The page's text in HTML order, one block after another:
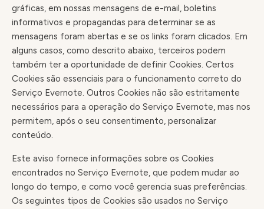
gráficas, em nossas mensagens de e-mail, boletins
informativos e propagandas para determinar se as
mensagens foram abertas e se os links foram clicados. Em
alguns casos, como descrito abaixo, terceiros podem
também ter a oportunidade de definir Cookies. Certos
Cookies são essenciais para o funcionamento correto do
Serviço Evernote. Outros Cookies não são estritamente
necessários para a operação do Serviço Evernote, mas nos
permitem, após o seu consentimento, personalizar
conteúdo.
Este aviso fornece informações sobre os Cookies
encontrados no Serviço Evernote, que podem mudar ao
longo do tempo, e como você gerencia suas preferências.
Os seguintes tipos de Cookies são usados no Serviço